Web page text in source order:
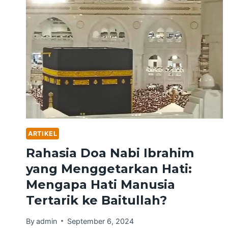
ARTIKEL
Rahasia Doa Nabi Ibrahim
yang Menggetarkan Hati:
Mengapa Hati Manusia
Tertarik ke Baitullah?
Byadmin September 6, 2024